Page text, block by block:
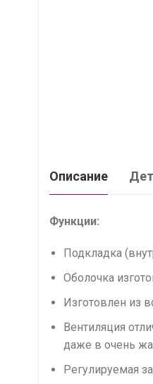
Описание
Функции:
Подкладка
Оболочка
Изготовлен из
Вентиляция
даже в очень
Регулируемая